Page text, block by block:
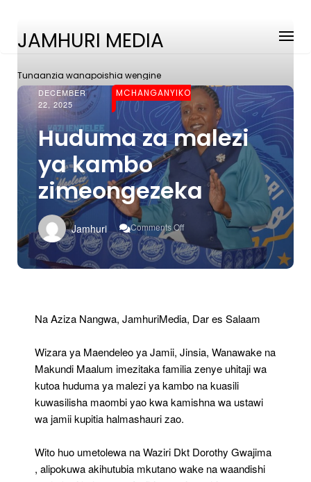
JAMHURI MEDIA
Tunaanzia wanapoishia wengine
DECEMBER
22, 2025
MCHANGANYIKO
Huduma za malezi
ya kambo
zimeongezeka
Jamhuri Comments Off
Huduma
Za
Malezi
Na Aziza Nangwa, JamhuriMedia, Dar es Salaam
Wizara ya Maendeleo ya Jamii, Jinsia, Wanawake na
Makundi Maalum imezitaka familia zenye uhitaji wa
kutoa huduma ya malezi ya kambo na kuasili
kuwasilisha maombi yao kwa kamishna wa ustawi
wa jamii kupitia halmashauri zao.
Wito huo umetolewa na Waziri Dkt Dorothy Gwajima
, alipokuwa akihutubia mkutano wake na waandishi